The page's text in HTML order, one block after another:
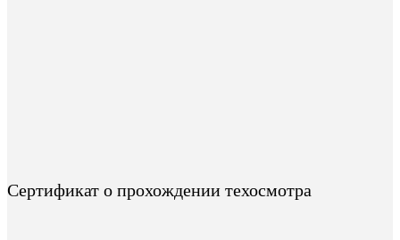
Сертификат о прохождении техосмотра